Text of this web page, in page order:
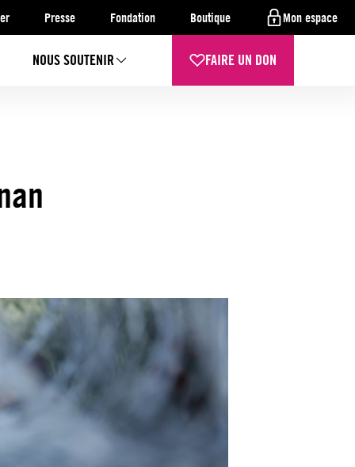
Presse Fondation Boutique Mon espace
NOUS SOUTENIR FAIRE UN DON